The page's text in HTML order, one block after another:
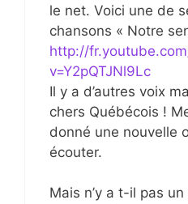
le net. Voici une de
chansons « Notre
http://
v=Y2pQTJNl9Lc
Il y a d’autres voix
chers Québécois !
donné une nouvelle
écouter.
Mais n’y a t-il pas